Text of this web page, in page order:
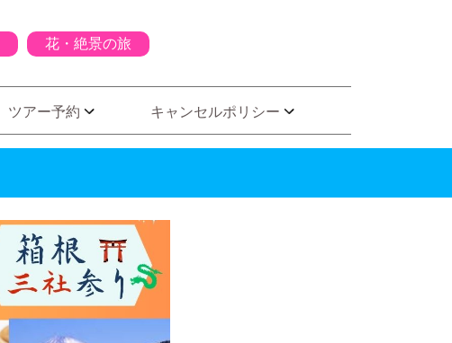
花・絶景の旅
ツアー予約 キャンセルポリシー